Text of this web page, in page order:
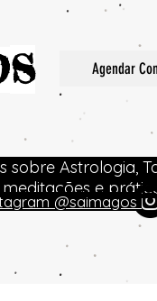
S Agendar
sobre Astrologia,
meditações e
@saimagos